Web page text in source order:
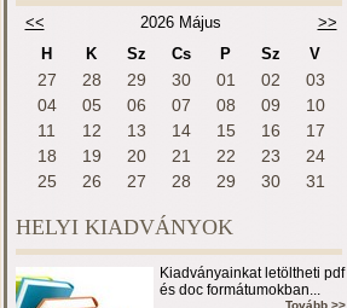
<< 2026 Május
>>
H
K Sz Cs P Sz V
27 28 29 30 01 02
03
04
05 06 07 08 09
10
11
12 13 14 15 16
17
18
19 20 21 22 23
24
25
26 27 28 29 30 31
HELYI KIADVÁNYOK
Kiadványainkat letöltheti pdf
és doc formátumokban...
Tovább >>